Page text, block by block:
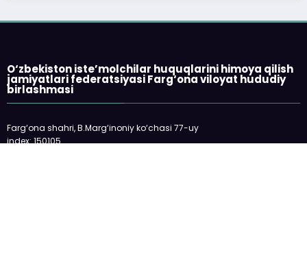
___________________________
Majlisi huzuridagi Nodavlat notijorat
tashkilotlarini va fuqarolik jamiyatining
asosida modernizasiya qilindi.